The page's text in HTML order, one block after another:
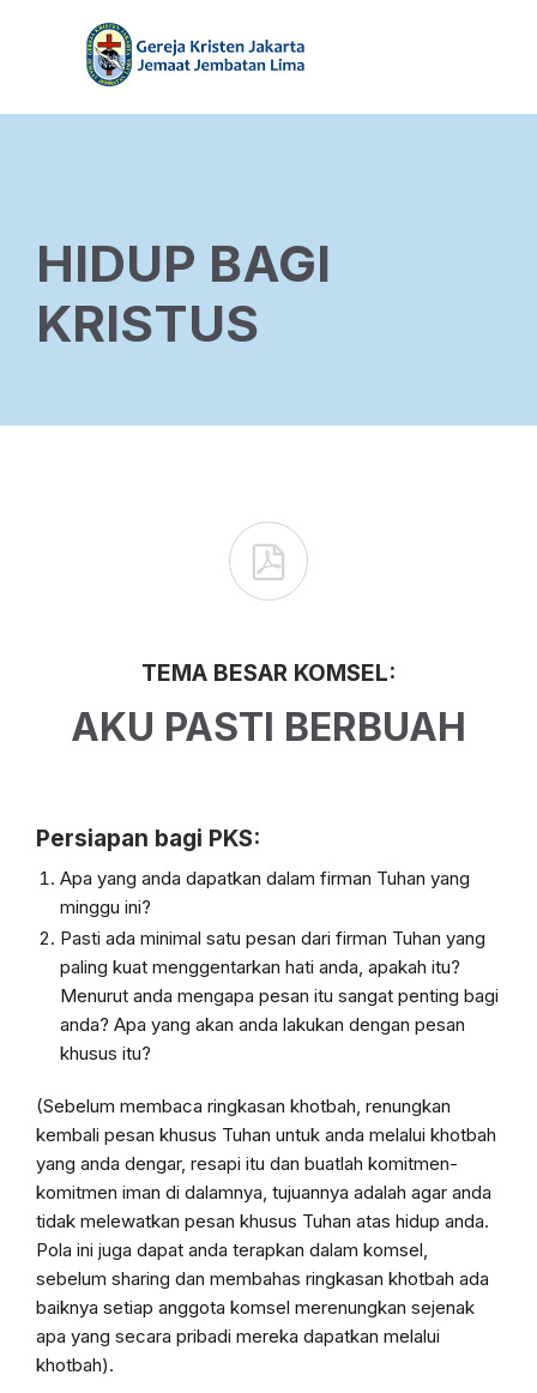
HIDUP BAGI
KRISTUS

TEMA BESAR KOMSEL:
AKU PASTI BERBUAH
Persiapan bagi PKS:
Apa yang anda dapatkan dalam firman Tuhan yang
minggu ini?
Pasti ada minimal satu pesan dari firman Tuhan yang
paling kuat menggentarkan hati anda, apakah itu?
Menurut anda mengapa pesan itu sangat penting bagi
anda? Apa yang akan anda lakukan dengan pesan
khusus itu?
(Sebelum membaca ringkasan khotbah, renungkan
kembali pesan khusus Tuhan untuk anda melalui khotbah
yang anda dengar, resapi itu dan buatlah komitmen-
komitmen iman di dalamnya, tujuannya adalah agar anda
tidak melewatkan pesan khusus Tuhan atas hidup anda.
Pola ini juga dapat anda terapkan dalam komsel,
sebelum sharing dan membahas ringkasan khotbah ada
baiknya setiap anggota komsel merenungkan sejenak
apa yang secara pribadi mereka dapatkan melalui
khotbah).